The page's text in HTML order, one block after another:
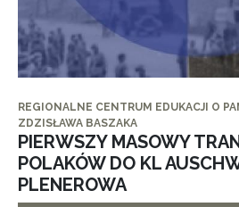
REGIONALNE CENTRUM EDUKACJI O
ZDZISŁAWA BASZAKA
PIERWSZY MASOWY
POLAKÓW DO KL
PLENEROWA